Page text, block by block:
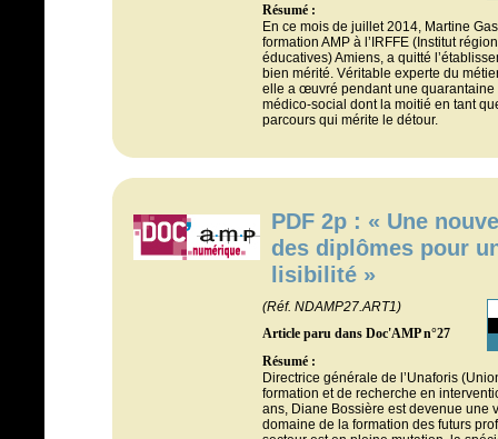
Résumé :
En ce mois de juillet 2014, Martine
formation AMP à l’IRFFE (Institut
éducatives) Amiens, a quitté
bien mérité. Véritable experte du
elle a œuvré pendant une quarantaine
médico-social dont la moitié en tant
parcours qui mérite le détour.
PDF 2p : « Une
des diplômes pour
lisibilité »
(Réf. NDAMP27.ART1)
Article paru dans Doc'AMP n°27
Résumé :
Directrice générale de l’Unaforis
formation et de recherche en
ans, Diane Bossière est devenue une
domaine de la formation des futurs